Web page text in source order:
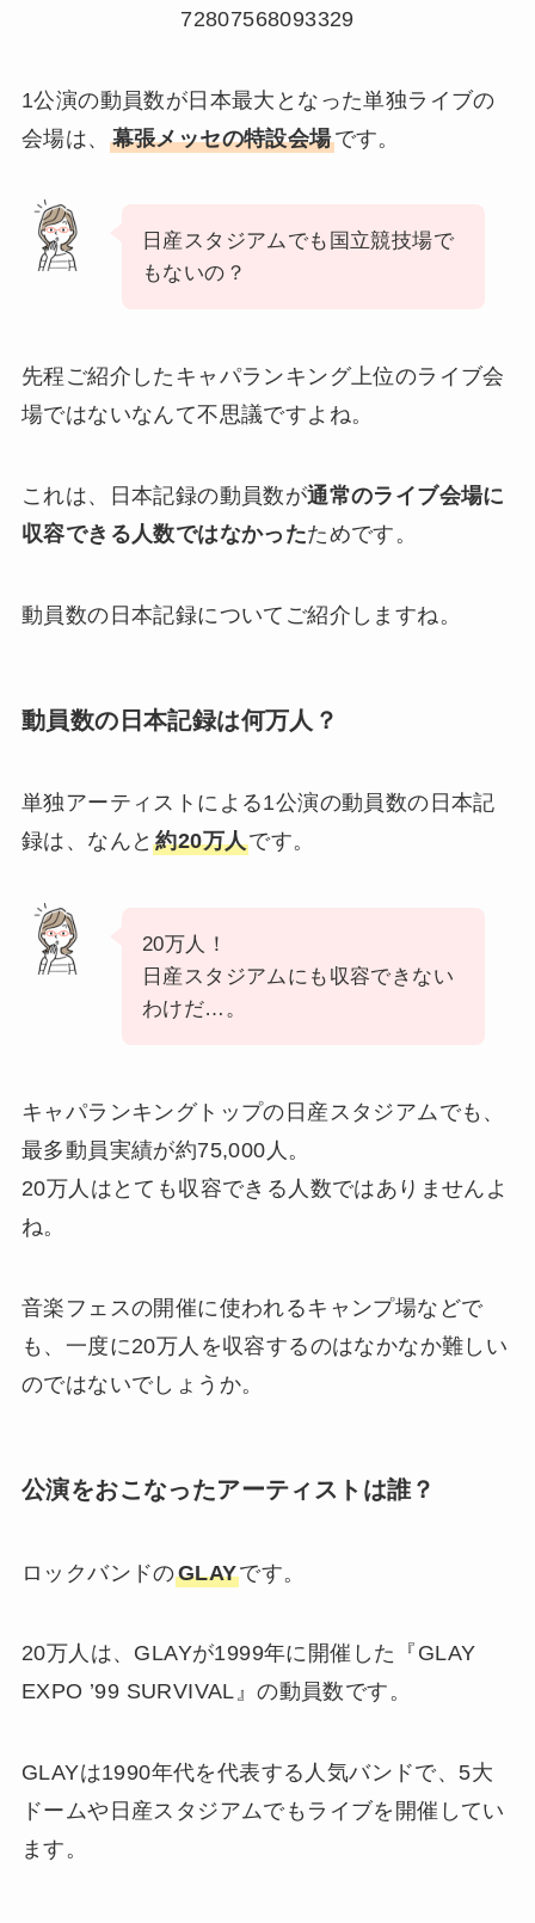
72807568093329
1公演の動員数が日本最大となった単独ライブの
会場は、 幕張メッセの特設会場です。
日産スタジアムでも国立競技場で
もないの？
先程ご紹介したキャパランキング上位のライブ会
場ではないなんて不思議ですよね。
これは、日本記録の動員数が通常のライブ会場に
収容できる人数ではなかったためです。
動員数の日本記録についてご紹介しますね。
動員数の日本記録は何万人？
単独アーティストによる1公演の動員数の日本記
録は、なんと約20万人です。
20万人！
日産スタジアムにも収容できない
わけだ…。
キャパランキングトップの日産スタジアムでも、
最多動員実績が約75,000人。
20万人はとても収容できる人数ではありませんよ
ね。
音楽フェスの開催に使われるキャンプ場などで
も、一度に20万人を収容するのはなかなか難しい
のではないでしょうか。
公演をおこなったアーティストは誰？
ロックバンドのGLAYです。
20万人は、GLAYが1999年に開催した『GLAY
EXPO ’99 SURVIVAL』の動員数です。
GLAYは1990年代を代表する人気バンドで、5大
ドームや日産スタジアムでもライブを開催してい
ます。